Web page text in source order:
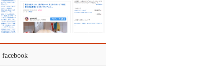
facebook